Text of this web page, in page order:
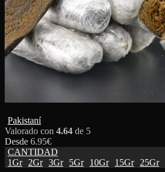
Pakistaní
Valorado con 4.64 de 5
Desde 6.95€
CANTIDAD
1Gr
2Gr 3Gr 5Gr 10Gr 15Gr 25Gr